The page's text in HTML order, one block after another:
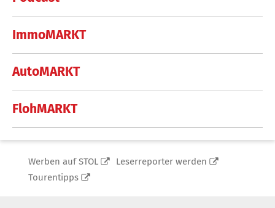
ImmoMARKT
AutoMARKT
FlohMARKT
Werben auf STOL
Leserreporter werden
Tourentipps